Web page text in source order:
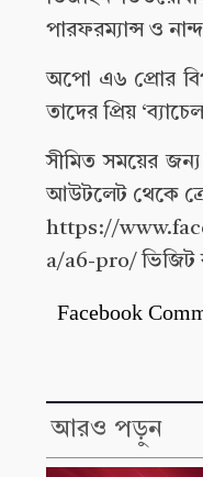
পারফরম্যান্স ও
অপো এ৬ প্রোর
তাদের প্রিয়
সীমিত সময়ের
আউটলেট থেকে
https://
a/a6-pro/
Facebook
আরও পড়ুন